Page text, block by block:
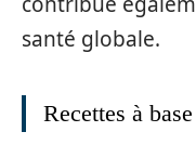
santé globale.
Recettes à